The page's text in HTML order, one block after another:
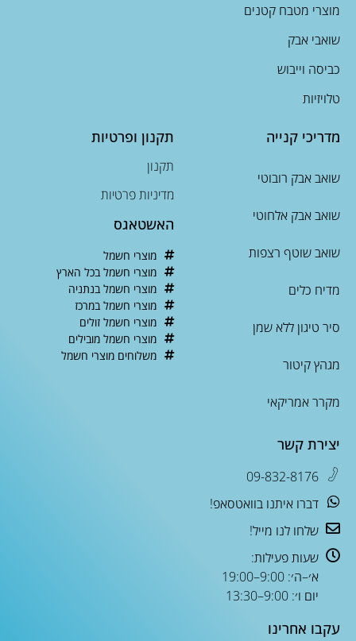
מוצרי מטבח קטנים
שואבי אבק
כביסה וייבוש
טלויזיות
מדריכי קנייה
שואב אבק רובוטי
שואב אבק אלחוטי
שואב שוטף רצפות
מדיח כלים
סיר טיגון ללא שמן
מגהץ קיטור
מקרר אמריקאי
תקנון ופרטיות
תקנון
מדיניות פרטיות
האשטאגס
מוצרי חשמל
מוצרי חשמל בכל הארץ
מוצרי חשמל בנתניה
מוצרי חשמל במרכז
מוצרי חשמל זולים
מוצרי חשמל מובילים
משלוחים מוצרי חשמל
יצירת קשר
09-832-8176
דברו איתנו בוואטסאפ!
שלחו לנו מייל!
שעות פעילות:
א׳–ה׳: 9:00–19:00
יום ו׳: 9:00–13:30
עקבו אחרינו